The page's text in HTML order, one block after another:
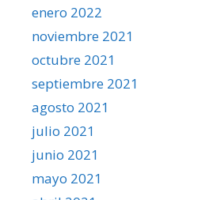
enero 2022
noviembre 2021
octubre 2021
septiembre 2021
agosto 2021
julio 2021
junio 2021
mayo 2021